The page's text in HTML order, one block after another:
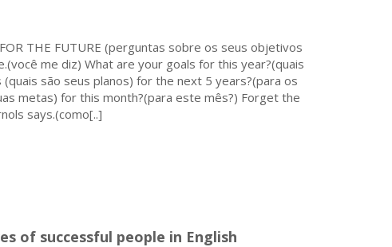
THE FUTURE (perguntas sobre os seus objetivos
me diz) What are your goals for this year?(quais
são seus planos) for the next 5 years?(para os
metas) for this month?(para este mês?) Forget the
says.(como[..]
of successful people in English